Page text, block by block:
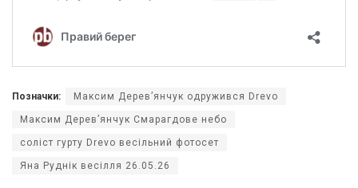
Позначки: Максим Деревʼянчук одружився Drevo
Максим Деревʼянчук Смарагдове небо
соліст гурту Drevo весільний фотосет
Яна Руднік весілля 26.05.26